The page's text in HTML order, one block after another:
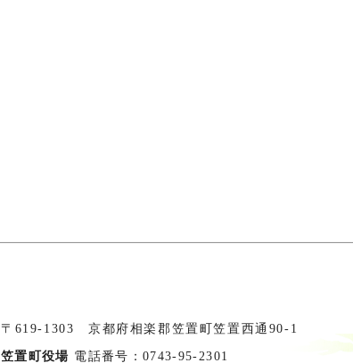
〒619-1303 京都府相楽郡笠置町笠置西通90-1
笠置町役場 電話番号：0743-95-2301